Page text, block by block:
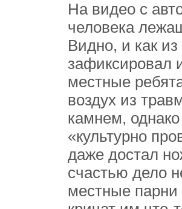
На видео с
человека
Видно, и как
зафиксировал
местные
воздух из
камнем,
«культурно
даже достал
счастью дело
местные